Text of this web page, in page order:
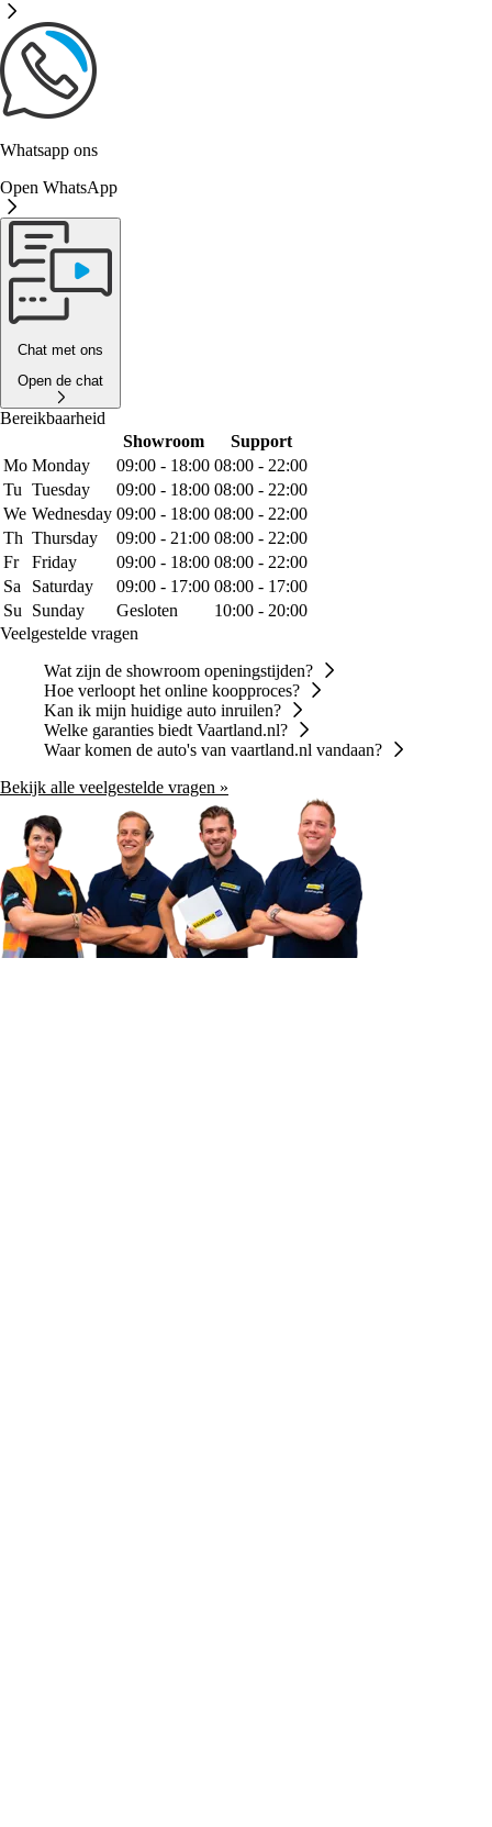
Whatsapp ons
Open WhatsApp
Chat met ons
Open de chat
Bereikbaarheid
Showroom
Support
Mo Monday 09:00 - 18:00 08:00 - 22:00
Tu Tuesday 09:00 - 18:00 08:00 - 22:00
We Wednesday 09:00 - 18:00 08:00 - 22:00
Th Thursday 09:00 - 21:00 08:00 - 22:00
Fr
Friday 09:00 - 18:00 08:00 - 22:00
Sa
Saturday 09:00 - 17:00 08:00 - 17:00
Su
Sunday Gesloten
10:00 - 20:00
Veelgestelde vragen
Wat zijn de showroom openingstijden?
Hoe verloopt het online koopproces?
Kan ik mijn huidige auto inruilen?
Welke garanties biedt Vaartland.nl?
Waar komen de auto's van vaartland.nl vandaan?
Bekijk alle veelgestelde vragen »